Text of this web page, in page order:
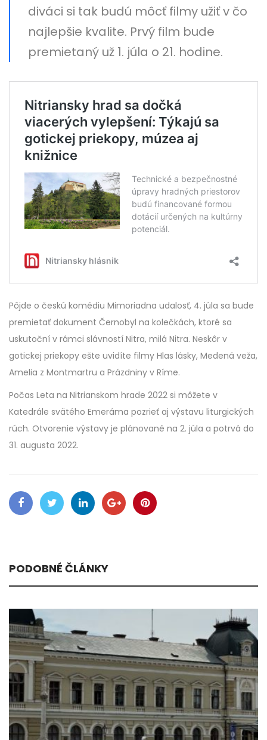
diváci si tak budú môcť filmy užiť v čo
najlepšie kvalite. Prvý film bude
premietaný už 1. júla o 21. hodine.
Pôjde o českú komédiu Mimoriadna udalosť, 4. júla sa bude
premietať dokument Černobyl na kolečkách, ktoré sa
uskutoční v rámci slávností Nitra, milá Nitra. Neskôr v
gotickej priekopy ešte uvidíte filmy Hlas lásky, Medená veža,
Amelia z Montmartru a Prázdniny v Ríme.
Počas Leta na Nitrianskom hrade 2022 si môžete v
Katedrále svätého Emeráma pozrieť aj výstavu liturgických
rúch. Otvorenie výstavy je plánované na 2. júla a potrvá do
31. augusta 2022.
PODOBNÉ ČLÁNKY